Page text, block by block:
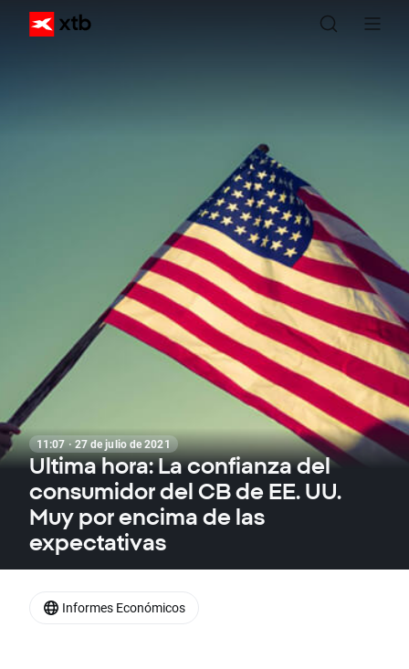
11:07 · 27 de julio de 2021
Ultima hora: La confianza del
consumidor del CB de EE. UU.
Muy por encima de las
expectativas
Informes Económicos